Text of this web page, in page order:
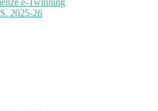
e-Twinning
2025-26